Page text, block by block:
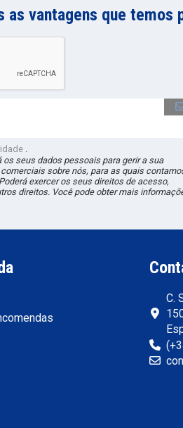
vantagens que temos
os seus dados pessoais para gerir a sua
sobre nós, para as quais
exercer os seus direitos de acesso,
direitos. Você pode obter mais
C.